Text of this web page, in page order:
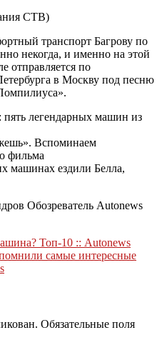
CTB)
транспорт Багрову по
некогда, и именно на этой
отправляется по
в Москву под песню
легендарных машин из
Вспоминаем
фильма
машинах ездили Белла,
Обозреватель Autonews
Топ-10 :: Autonews
самые интересные
Обязательные поля